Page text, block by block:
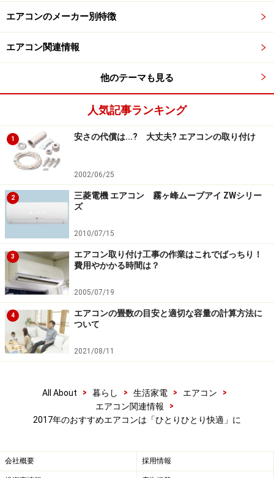
エアコンのメーカー別特徴
エアコン関連情報
他のテーマも見る
人気記事ランキング
1 安さの代償は...? 大丈夫? エアコンの取り付け
2002/06/25
2
三菱電機 エアコン 霧ヶ峰ムーブアイ ZWシリー
ズ
2010/07/15
3
エアコン取り付け工事の作業はこれでばっちり！
費用やかかる時間は？
2005/07/19
4
エアコンの畳数の目安と適切な容量の計算方法に
ついて
2021/08/11
All About > 暮らし > 生活家電 > エアコン
>
エアコン関連情報
>
2017年のおすすめエアコンは「ひとりひとり快適」に
会社概要 採用情報